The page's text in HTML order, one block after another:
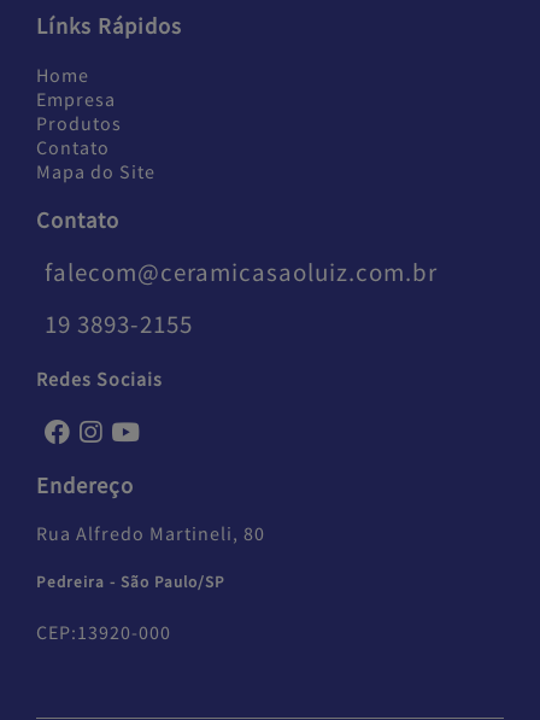
Línks Rápidos
Home
Empresa
Produtos
Contato
Mapa do Site
Contato
falecom@ceramicasaoluiz.com.br
19 3893-2155
Redes Sociais
Endereço
Rua Alfredo Martineli, 80
Pedreira - São Paulo/SP
CEP:13920-000